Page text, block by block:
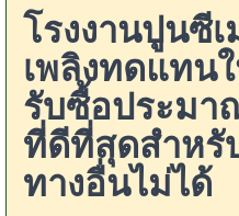
โรงงานปูนซี
เพลิงทดแทน
รับซื้อประมา
ที่ดีที่สุดสำหรั
ทางอื่นไม่ได้